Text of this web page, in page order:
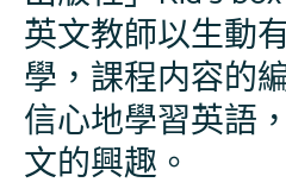
英文教師以生動
學，課程内容的
信心地學習英語
文的興趣。